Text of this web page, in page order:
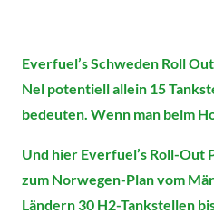
Everfuel’s Schweden Roll
Nel potentiell allein 15
bedeuten. Wenn man beim
Und hier Everfuel’s Roll-Out
zum Norwegen-Plan vom
Ländern 30 H2-Tankstellen